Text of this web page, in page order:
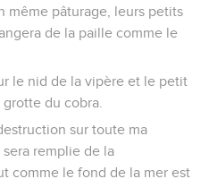
même pâturage, leurs petits
de la paille comme le
le nid de la vipère et le petit
du cobra.
sur toute ma
remplie de la
comme le fond de la mer est